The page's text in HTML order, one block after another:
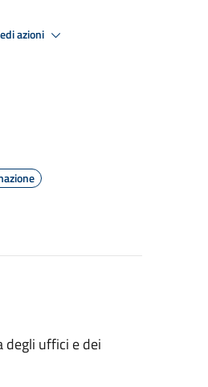
azioni
degli uffici e dei